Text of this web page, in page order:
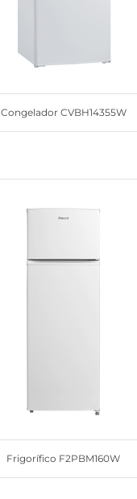
Congelador CVBH14355W
Frigorífico F2PBM160W